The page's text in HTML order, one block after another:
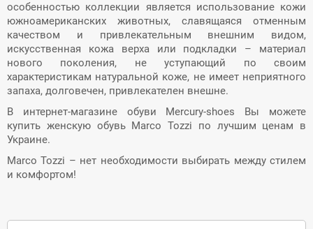
особенностью коллекции является использование кожи
южноамериканских животных, славящаяся отменным
качеством и привлекательным внешним видом,
искусственная кожа верха или подкладки – материал
нового поколения, не уступающий по своим
характеристикам натуральной коже, не имеет неприятного
запаха, долговечен, привлекателен внешне.
В интернет-магазине обуви Mercury-shoes Вы можете
купить женскую обувь Marco Tozzi по лучшим ценам в
Украине.
Marco Tozzi – нет необходимости выбирать между стилем
и комфортом!